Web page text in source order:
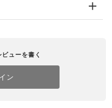
ューを書く
ン